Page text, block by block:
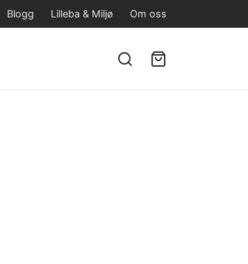
Blogg Lilleba & Miljø Om oss